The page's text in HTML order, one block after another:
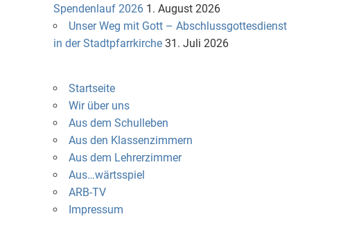
Spendenlauf 2026 1. August 2026
Unser Weg mit Gott – Abschlussgottesdienst
in der Stadtpfarrkirche 31. Juli 2026
Startseite
Wir über uns
Aus dem Schulleben
Aus den Klassenzimmern
Aus dem Lehrerzimmer
Aus…wärtsspiel
ARB-TV
Impressum